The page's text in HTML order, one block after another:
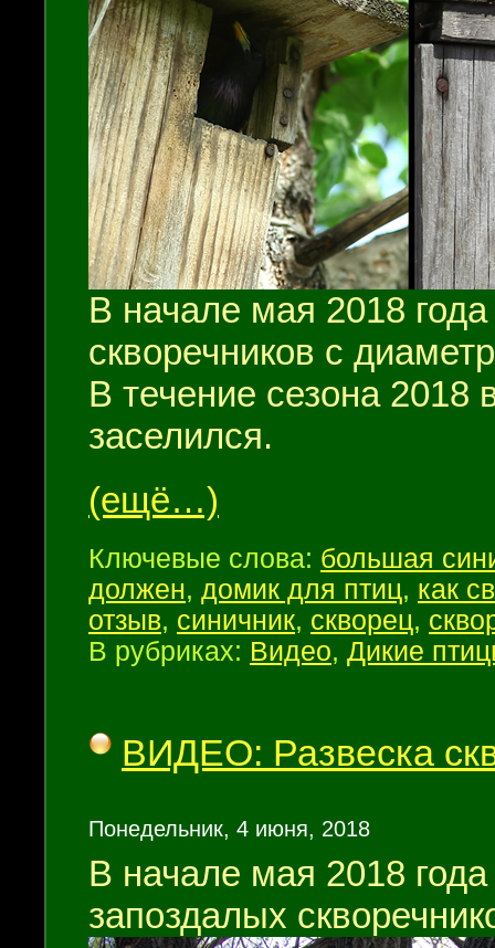
В начале мая 2018
скворечников с
В течение сезона 2018
заселился.
(ещё…)
Ключевые слова: большая
должен, домик для птиц, как
отзыв, синичник, скворец,
В рубриках: Видео, Дикие
ВИДЕО: Развеска
Понедельник, 4 июня, 2018
В начале мая 2018
запоздалых